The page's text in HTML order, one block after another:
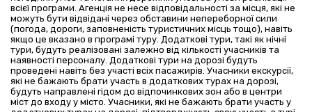
всієї програми. Агенція не несе відповідальності за місця, які не
можуть бути відвідані через обставини непереборної сили
(погода, дороги, заповненість туристичних місць тощо), навіть
якщо це вказано в програмі туру. Додаткові тури, такі як нічні
тури, будуть реалізовані залежно від кількості учасників та
наявності персоналу. Додаткові тури на дорозі будуть
проведені навіть без участі всіх пасажирів. Учасники екскурсії,
які не бажають брати участь в додаткових турах на дорозі,
будуть направлені гідом до відпочинкових зон або в центри
міст до входу у місто. Учасники, які не бажають брати участь у